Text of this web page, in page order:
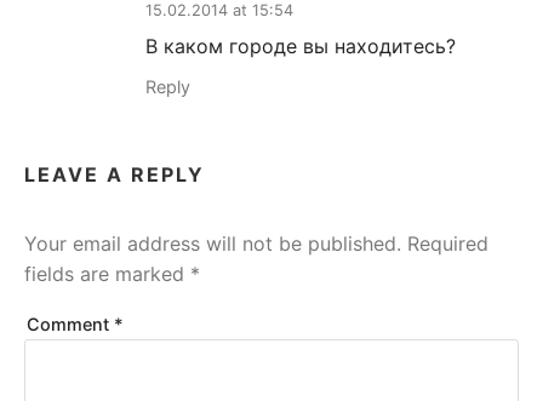
15.02.2014 at 15:54
В каком городе вы находитесь?
Reply
LEAVE A REPLY
Your email address will not be published. Required
fields are marked *
Comment *